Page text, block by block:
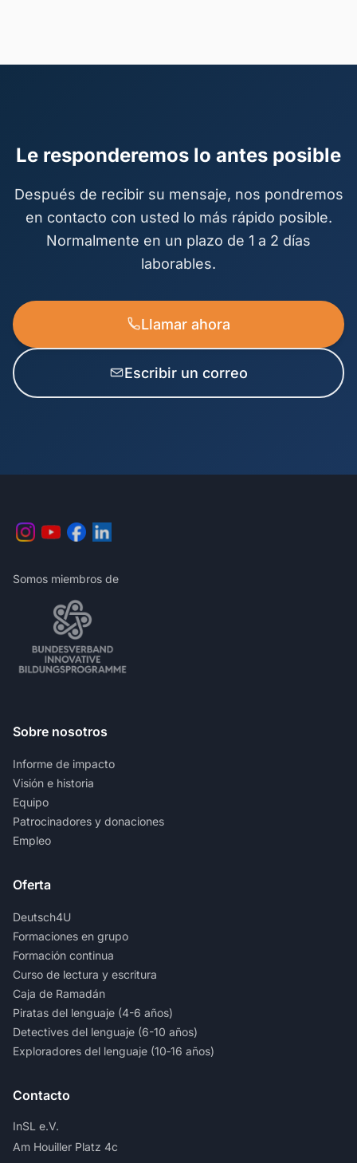
Le responderemos lo antes posible
Después de recibir su mensaje, nos pondremos
en contacto con usted lo más rápido posible.
Normalmente en un plazo de 1 a 2 días
laborables.
Llamar ahora
Escribir un correo
Somos miembros de
Sobre nosotros
Informe de impacto
Visión e historia
Equipo
Patrocinadores y donaciones
Empleo
Oferta
Deutsch4U
Formaciones en grupo
Formación continua
Curso de lectura y escritura
Caja de Ramadán
Piratas del lenguaje (4-6 años)
Detectives del lenguaje (6-10 años)
Exploradores del lenguaje (10‑16 años)
Contacto
InSL e.V.
Am Houiller Platz 4c